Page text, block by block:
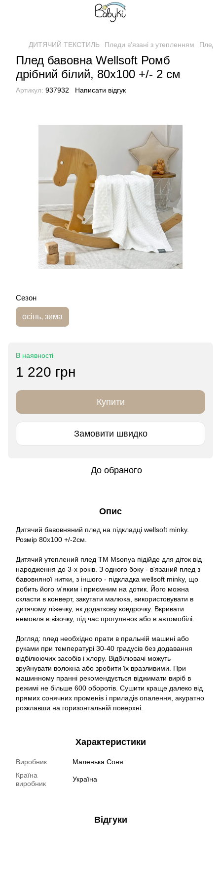
ДИТЯЧИЙ ТЕКСТИЛЬ Пледи вʼязані з утепленням Плед
Плед бавовна Wellsoft Ромб
дрібний білий, 80х100 +/- 2 см
Артикул: 937932 Написати відгук
Сезон
осінь, зима
В наявності
1 220 грн
Купити
Замовити швидко
До обраного
Опис
Дитячий бавовняний плед на підкладці wellsoft minky.
Розмір 80х100 +/-2см.
Дитячий утеплений плед TM Msonya підійде для діток від
народження до 3-х років. З одного боку - в'язаний плед з
бавовняної нитки, з іншого - підкладка wellsoft minky, що
робить його м'яким і приємним на дотик. Його можна
скласти в конверт, закутати малюка, використовувати в
дитячому ліжечку, як додаткову ковдрочку. Вкривати
немовля в візочку, під час прогулянок або в автомобілі.
Догляд: плед необхідно прати в пральній машині або
руками при температурі 30-40 градусів без додавання
відбілюючих засобів і хлору. Відбілювачі можуть
зруйнувати волокна або зробити їх вразливими. При
машинному пранні рекомендується віджимати виріб в
режимі не більше 600 оборотів. Сушити краще далеко від
прямих сонячних променів і приладів опалення, акуратно
розклавши на горизонтальній поверхні.
Характеристики
Виробник
Маленька Соня
Країна
виробник
Україна
Відгуки